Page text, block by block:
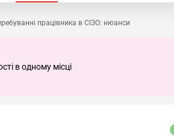
працівника в СІЗО: нюанси
в одному місці